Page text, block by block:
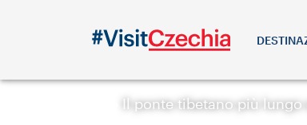
Il ponte tibetano più